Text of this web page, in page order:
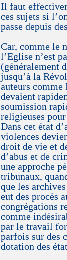
Il faut
ces sujets si
passe depuis
Car, comme le
l’Eglise n’est
(généralement
jusqu’à la
auteurs comme
devaient
soumission
religieuses
Dans cet état
violences
droit de vie et
d’abus et de
une approche
tribunaux,
que les
eut des procès
congrégations
comme
par le travail
parfois sur des
dotation des